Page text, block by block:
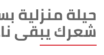
حيلة منزلية
شعرك يبقى